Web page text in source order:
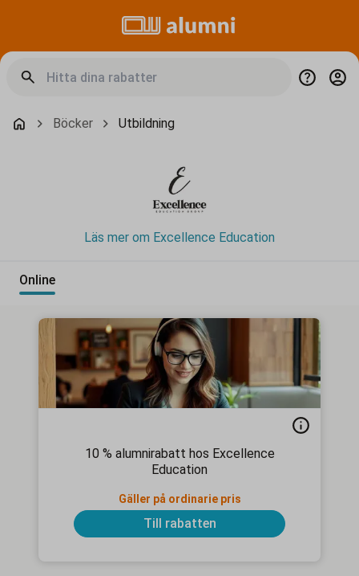
Böcker Utbildning
Läs mer om Excellence Education
Online
10 % alumnirabatt hos Excellence
Education
Gäller på ordinarie pris
Till rabatten